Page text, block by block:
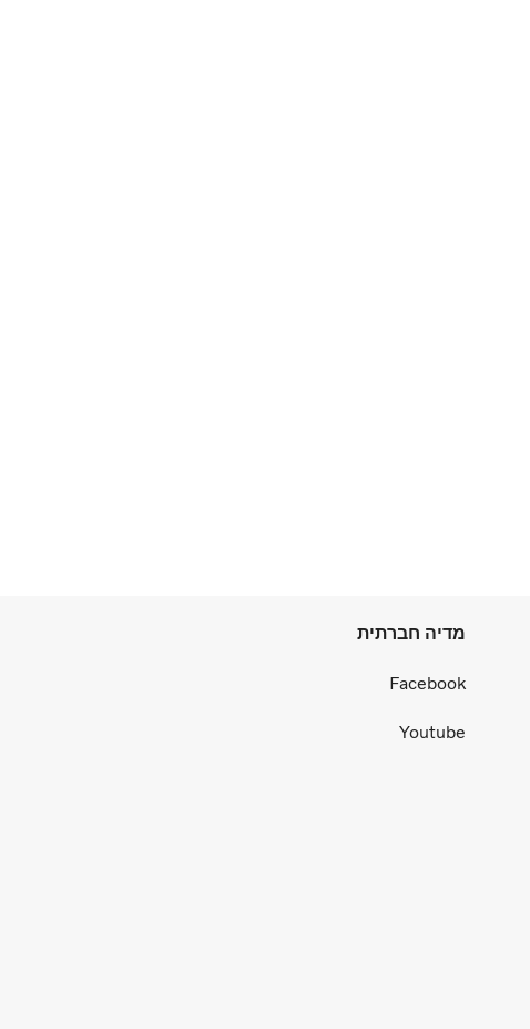
מדיה חברתית
Facebook
Youtube